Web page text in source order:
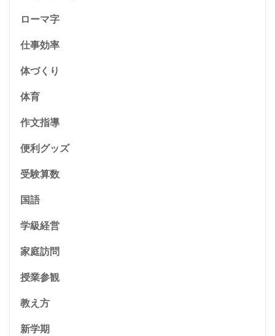
ローマ字
仕事効率
体づくり
体育
作文指導
便利グッズ
受験算数
国語
学級経営
家庭訪問
授業参観
教え方
新学期